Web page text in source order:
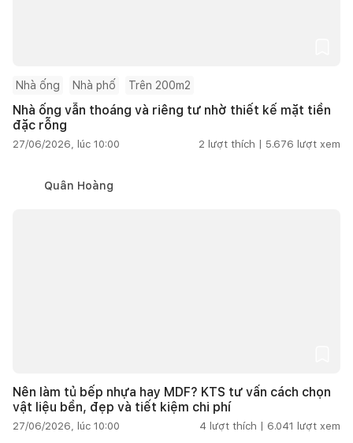
Nhà ống Nhà phố Trên 200m2
Nhà ống vẫn thoáng và riêng tư nhờ thiết kế mặt tiền
đặc rỗng
27/06/2026, lúc 10:00 2 lượt thích | 5.676 lượt xem
Quân Hoàng
Nên làm tủ bếp nhựa hay MDF? KTS tư vấn cách chọn
vật liệu bền, đẹp và tiết kiệm chi phí
27/06/2026, lúc 10:00 4 lượt thích | 6.041 lượt xem